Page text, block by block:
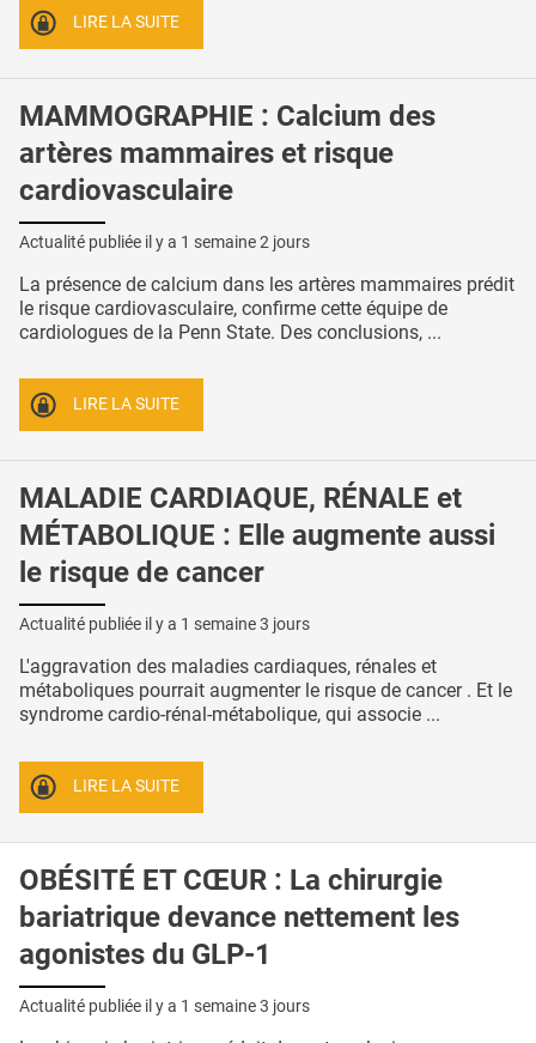
LIRE LA SUITE
MAMMOGRAPHIE : Calcium des
artères mammaires et risque
cardiovasculaire
Actualité publiée il y a 1 semaine 2 jours
La présence de calcium dans les artères mammaires prédit
le risque cardiovasculaire, confirme cette équipe de
cardiologues de la Penn State. Des conclusions, ...
LIRE LA SUITE
MALADIE CARDIAQUE, RÉNALE et
MÉTABOLIQUE : Elle augmente aussi
le risque de cancer
Actualité publiée il y a 1 semaine 3 jours
L'aggravation des maladies cardiaques, rénales et
métaboliques pourrait augmenter le risque de cancer . Et le
syndrome cardio-rénal-métabolique, qui associe ...
LIRE LA SUITE
OBÉSITÉ ET CŒUR : La chirurgie
bariatrique devance nettement les
agonistes du GLP-1
Actualité publiée il y a 1 semaine 3 jours